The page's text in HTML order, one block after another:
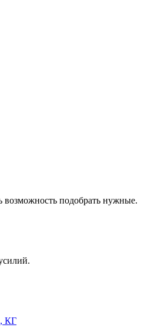
подобрать нужные.
КГ